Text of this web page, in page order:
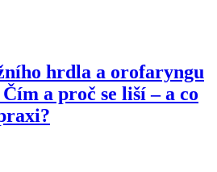
hrdla a orofaryngu
a proč se liší –⁠ a co